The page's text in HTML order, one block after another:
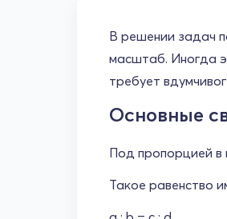
В решении задач
масштаб. Иногда
требует
Основные
Под пропорцией в
Такое равенство